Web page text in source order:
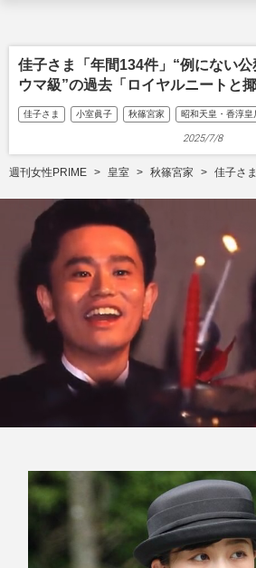
佳子さま「年間134件」“例にない公
ウマ級”の過去「ロイヤルニートと
佳子さま 小室眞子 秋篠宮家 昭和天皇・香淳皇
2025/7/8
週刊女性PRIME 皇室 秋篠宮家 佳子さま